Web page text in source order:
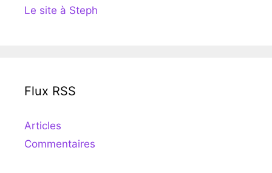
Le site à Steph
Flux RSS
Articles
Commentaires